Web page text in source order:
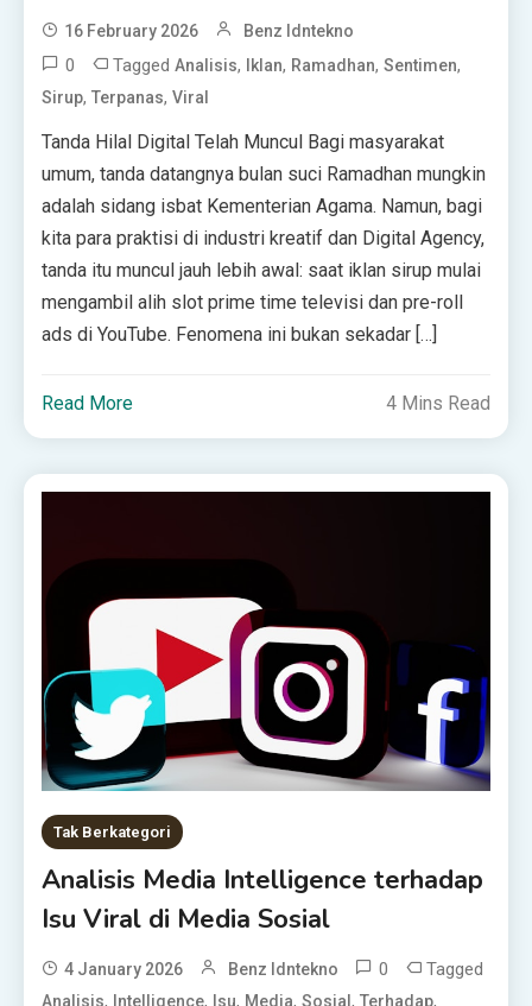
16 February 2026 Benz Idntekno
0 TaggedAnalisis, Iklan, Ramadhan,Sentimen,
Sirup,Terpanas,Viral
Tanda Hilal Digital Telah Muncul Bagi masyarakat
umum, tanda datangnya bulan suci Ramadhan mungkin
adalah sidang isbat Kementerian Agama. Namun, bagi
kita para praktisi di industri kreatif dan Digital Agency,
tanda itu muncul jauh lebih awal: saat iklan sirup mulai
mengambil alih slot prime time televisi dan pre-roll
ads di YouTube. Fenomena ini bukan sekadar […]
Read More 4 Mins Read
Tak Berkategori
Analisis Media Intelligence terhadap
Isu Viral di Media Sosial
4 January 2026 Benz Idntekno 0 Tagged
Analisis, Intelligence, Isu, Media,Sosial,Terhadap,